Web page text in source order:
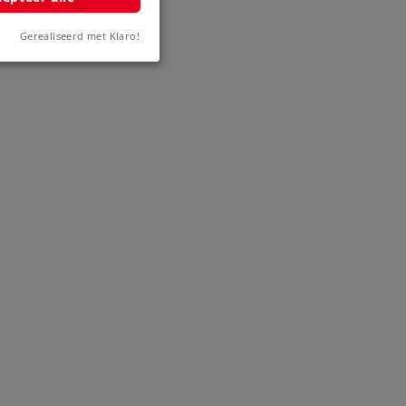
Gerealiseerd met Klaro!